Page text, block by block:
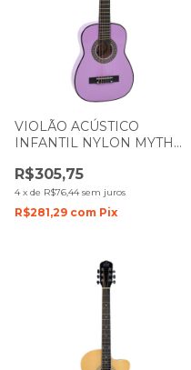
VIOLÃO ACÚSTICO
INFANTIL NYLON MYTH
PURPLE LILÁS 1285
R$305,75
4 x de R$76,44 sem juros
R$281,29 com Pix